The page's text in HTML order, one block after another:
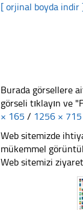
[ orjinal boyda indir
Burada görsellere
görseli tıklayın ve
× 165 / 1256 × 715
Web sitemizde
mükemmel
Web sitemizi